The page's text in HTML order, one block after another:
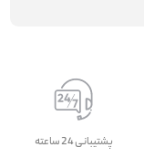
پشتیبانی 24 ساعته